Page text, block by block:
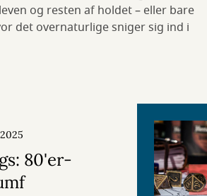
og resten af holdet – eller bare
det overnaturlige sniger sig ind i
80'er-